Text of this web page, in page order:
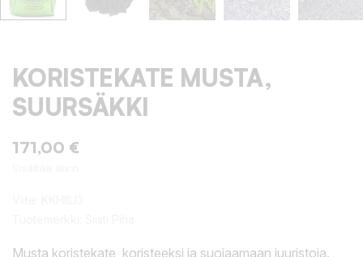
KORISTEKATE MUSTA,
SUURSÄKKI
171,00 €
Musta koristekate, koristeeksi ja suojaamaan juuristoja.